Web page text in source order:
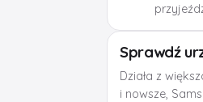
Sprawdź
Działa z
i nowsze,